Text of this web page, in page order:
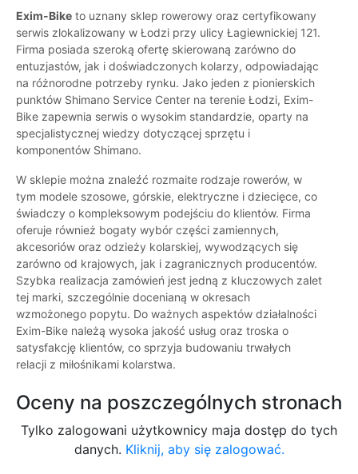
Exim-Bike to uznany sklep rowerowy oraz certyfikowany
serwis zlokalizowany w Łodzi przy ulicy Łagiewnickiej 121.
Firma posiada szeroką ofertę skierowaną zarówno do
entuzjastów, jak i doświadczonych kolarzy, odpowiadając
na różnorodne potrzeby rynku. Jako jeden z pionierskich
punktów Shimano Service Center na terenie Łodzi, Exim-
Bike zapewnia serwis o wysokim standardzie, oparty na
specjalistycznej wiedzy dotyczącej sprzętu i
komponentów Shimano.
W sklepie można znaleźć rozmaite rodzaje rowerów, w
tym modele szosowe, górskie, elektryczne i dziecięce, co
świadczy o kompleksowym podejściu do klientów. Firma
oferuje również bogaty wybór części zamiennych,
akcesoriów oraz odzieży kolarskiej, wywodzących się
zarówno od krajowych, jak i zagranicznych producentów.
Szybka realizacja zamówień jest jedną z kluczowych zalet
tej marki, szczególnie docenianą w okresach
wzmożonego popytu. Do ważnych aspektów działalności
Exim-Bike należą wysoka jakość usług oraz troska o
satysfakcję klientów, co sprzyja budowaniu trwałych
relacji z miłośnikami kolarstwa.
Oceny na poszczególnych stronach
Tylko zalogowani użytkownicy maja dostęp do tych
danych. Kliknij, aby się zalogować.